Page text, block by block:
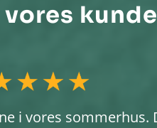
i vores sommerhus.